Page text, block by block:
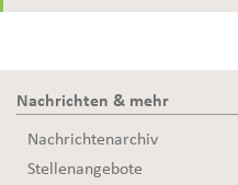
Nachrichten & mehr
Nachrichtenarchiv
Stellenangebote